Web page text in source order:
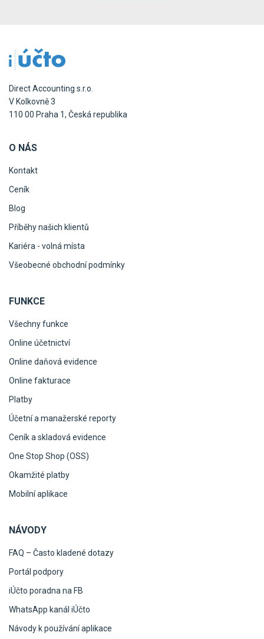
Direct Accounting s.r.o.
V Kolkovně 3
110 00 Praha 1, Česká republika
O NÁS
Kontakt
Ceník
Blog
Příběhy našich klientů
Kariéra - volná místa
Všeobecné obchodní podmínky
FUNKCE
Všechny funkce
Online účetnictví
Online daňová evidence
Online fakturace
Platby
Účetní a manažerské reporty
Ceník a skladová evidence
One Stop Shop (OSS)
Okamžité platby
Mobilní aplikace
NÁVODY
FAQ – Často kladené dotazy
Portál podpory
iÚčto poradna na FB
WhatsApp kanál iÚčto
Návody k používání aplikace